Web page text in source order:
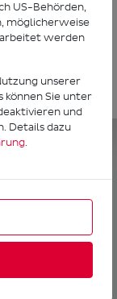
US-Behörden,
möglicherweise
werden
unserer
können Sie unter
und
Details dazu
.